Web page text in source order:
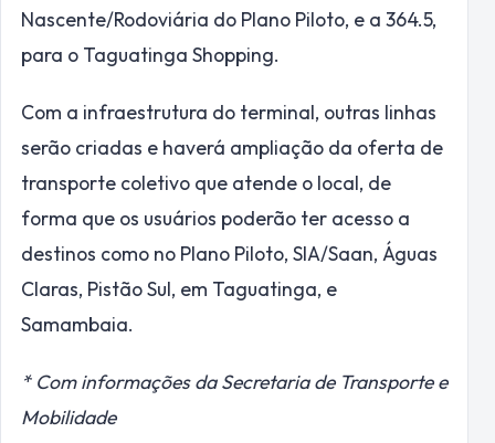
Nascente/Rodoviária do Plano Piloto, e a 364.5,
para o Taguatinga Shopping.
Com a infraestrutura do terminal, outras linhas
serão criadas e haverá ampliação da oferta de
transporte coletivo que atende o local, de
forma que os usuários poderão ter acesso a
destinos como no Plano Piloto, SIA/Saan, Águas
Claras, Pistão Sul, em Taguatinga, e
Samambaia.
* Com informações da Secretaria de Transporte e
Mobilidade